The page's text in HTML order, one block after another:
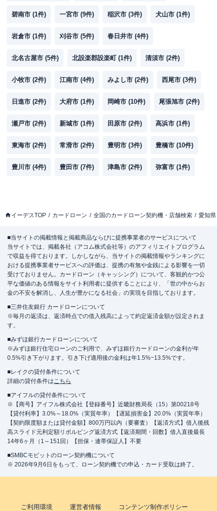
碧南市 (1件) 一宮市 (9件) 稲沢市 (3件) 犬山市 (1件)
岩倉市 (1件) 刈谷市 (5件) 春日井市 (4件)
北名古屋市 (5件) 北設楽郡設楽町 (1件) 清須市 (2件)
小牧市 (2件) 江南市 (4件) みよし市 (2件) 西尾市 (3件)
日進市 (2件) 大府市 (1件) 岡崎市 (10件) 尾張旭市 (2件)
瀬戸市 (2件) 新城市 (1件) 田原市 (2件) 高浜市 (1件)
東海市 (2件) 常滑市 (2件) 豊明市 (3件) 豊橋市 (10件)
豊川市 (4件) 豊田市 (7件) 津島市 (2件) 弥富市 (1件)
イーデスTOP カードローン 全国のカードローン契約機・店舗検索 愛知県
■当サイトの掲載情報と掲載商品ならびに提携事業者のサービスについて
当サイトでは、掲載各社（アコム株式会社等）のアフィリエイトプログラム
で収益を得ております。しかしながら、当サイトの掲載情報やランキングに
おける提携事業者サービスへの評価は、提携の有無や金銭による影響を一切
受けておりません。カードローン（キャッシング）について、客観的かつ公
平な価値のある情報をサイト利用者に提供することにより、「世の中からお
金の不安を解消し、人生が豊かになる社会」の実現を目指しております。
■三井住友銀行 カードローンについて
※毎月の返済は、返済時点での借入残高によって約定返済金額が設定されま
す。
■みずほ銀行カードローンについて
※みずほ銀行住宅ローンのご利用で、みずほ銀行カードローンの金利が年
0.5%引き下がります。引き下げ適用後の金利は年1.5%~13.5%です。
■レイクの貸付条件について
詳細の貸付条件はこちら
■アイフルの貸付条件について
※【商号】アイフル株式会社【登録番号】近畿財務局長（15）第00218号
【貸付利率】3.0%～18.0%（実質年率）【遅延損害金】20.0%（実質年率）
【契約限度額または貸付金額】800万円以内（要審査）【返済方式】借入後残
高スライド元利定額リボルビング返済方式【返済期間・回数】借入直後最長
14年6ヶ月（1～151回）【担保・連帯保証人】不要
■SMBCモビットのローン契約機について
※ 2026年9月6日をもって、ローン契約機での申込・カード受取は終了。
ご利用環境 運営者情報
コンテンツ制作ポリシー